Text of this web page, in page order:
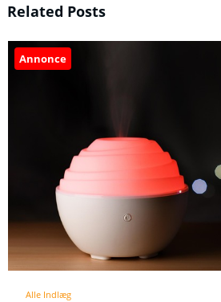
Related Posts
Annonce
Alle Indlæg